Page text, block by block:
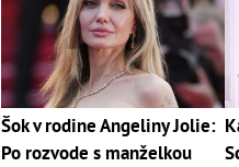
Šok v rodine Angeliny Jolie:
Po rozvode s manželkou